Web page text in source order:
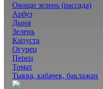
Овощи зелень (рассада)
Арбуз
Дыня
Зелень
Капуста
Огурец
Перец
Томат
Тыква, кабачек, баклажан